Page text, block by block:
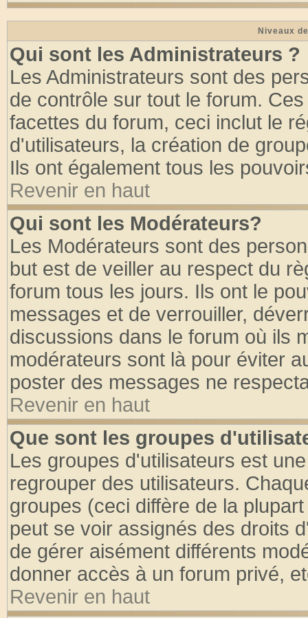
Niveaux
Qui sont les Administrateurs ?
Les Administrateurs sont des
de contrôle sur tout le forum.
facettes du forum, ceci inclut le
d'utilisateurs, la création de
Ils ont également tous les
Revenir en haut
Qui sont les Modérateurs?
Les Modérateurs sont des
but est de veiller au respect du
forum tous les jours. Ils ont le
messages et de verrouiller,
discussions dans le forum où ils
modérateurs sont là pour éviter
poster des messages ne
Revenir en haut
Que sont les groupes
Les groupes d'utilisateurs est
regrouper des utilisateurs.
groupes (ceci diffère de la
peut se voir assignés des droits
de gérer aisément différents
donner accès à un forum privé,
Revenir en haut